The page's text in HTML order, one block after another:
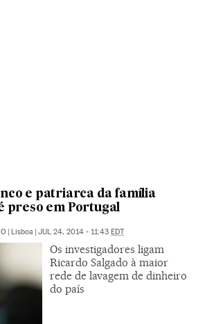
e patriarca da família
preso em Portugal
| Lisboa | JUL 24, 2014 - 11:43 EDT
Os investigadores ligam
Ricardo Salgado à maior
rede de lavagem de dinheiro
do país